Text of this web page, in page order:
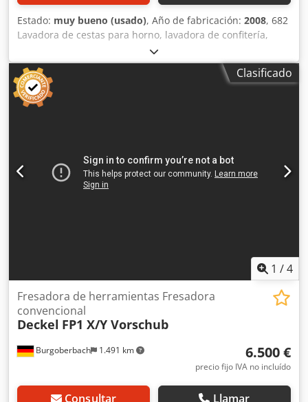
Estado: muy bueno (usado), Año de fabricación: 2008, 682
Lavadora de cestas para horno, lavadora de confitería,
lavadora de panadería USADA. Año de producción 2008.
DIMENSIONES EXTERNAS (en cm) - longitud 76, - ancho 300
(con mesas) - ancho de la mesa 2 x 120. - altura 155
Dedpfjp Duvijx Aaxsck El dispositivo está listo para ser
visto en nuestro almacén (36-068 Bachórz, Polonia) El
Clasificado
1 /4
Burgoberbach 1.491 km
Fresadora de herramientas Fresadora
convencional
Deckel FP1 X/Y Vorschub
6.500 €
precio fijo IVA no incluído
Consultar Llamar